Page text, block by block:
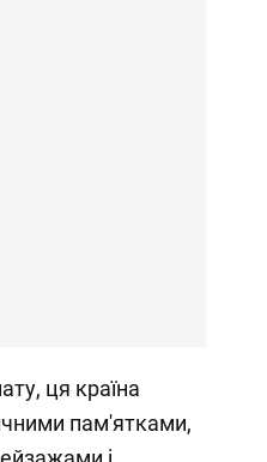
ця країна
пам'ятками,